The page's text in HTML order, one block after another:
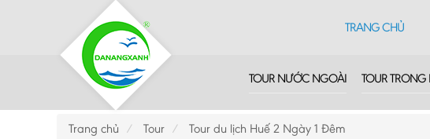
TRANG CHỦ
TOUR NƯỚC NGOÀI TOUR
Trang chủ Tour Tour du lịch Huế 2 Ngày 1 Đêm